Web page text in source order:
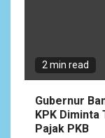
2 min read
Gubernur
KPK
Pajak PKB